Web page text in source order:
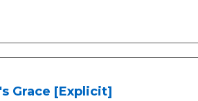
Grace [Explicit]